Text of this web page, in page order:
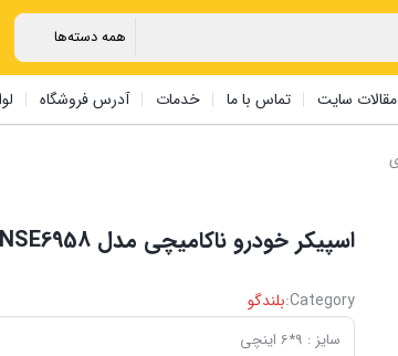
مقالات سایت تماس با ما خدمات آدرس فروشگاه
اسپیکر خودرو ناکامیچی مدل NSE6958 بسته 2 عددی
Category: بلندگو
سایز : 9*6 اینچی